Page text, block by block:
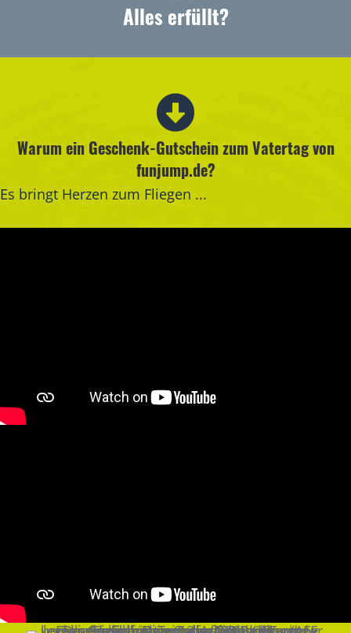
Alles erfüllt?
Warum ein Geschenk-Gutschein zum Vatertag von
funjump.de?
Es bringt Herzen zum Fliegen ...